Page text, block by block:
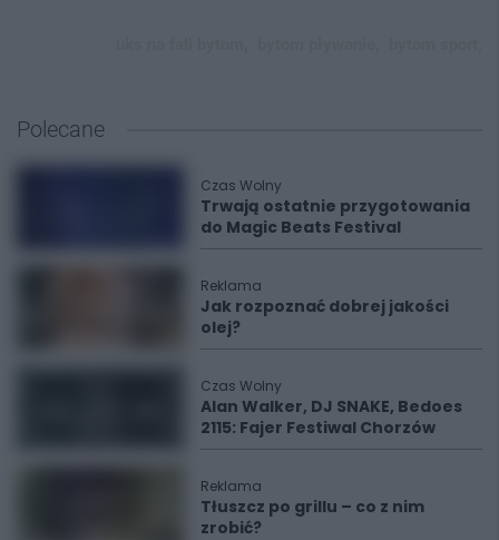
Polecane
Czas Wolny
Trwają ostatnie przygotowania
do Magic Beats Festival
Reklama
Jak rozpoznać dobrej jakości
olej?
Czas Wolny
Alan Walker, DJ SNAKE, Bedoes
2115: Fajer Festiwal Chorzów
Reklama
Tłuszcz po grillu – co z nim
zrobić?